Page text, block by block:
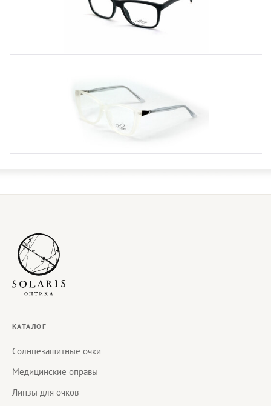
КАТАЛОГ
Солнцезащитные очки
Медицинские оправы
Линзы для очков